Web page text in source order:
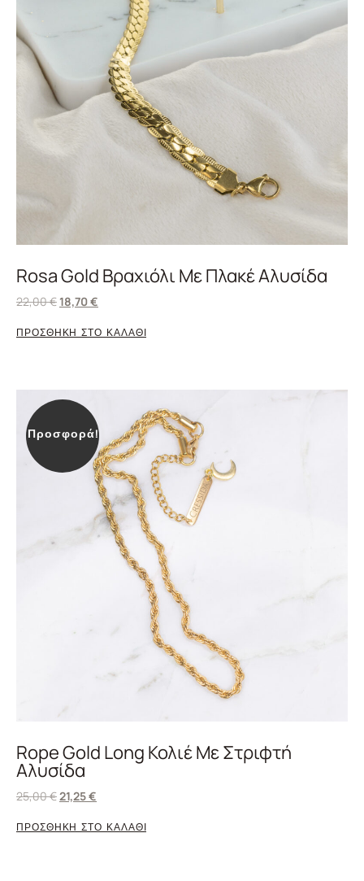
Rosa Gold Βραχιόλι Με Πλακέ Αλυσίδα
22,00€ 18,70€
ΠΡΟΣΘΗΚΗ ΣΤΟ ΚΑΛΑΘΙ
Προσφορά!
Rope Gold Long Κολιέ Με Στριφτή
Αλυσίδα
25,00€21,25€
ΠΡΟΣΘΗΚΗ ΣΤΟ ΚΑΛΑΘΙ